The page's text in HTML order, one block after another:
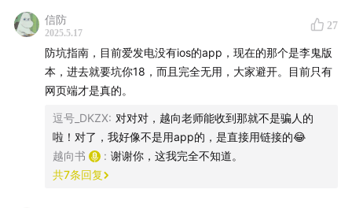
大，只怕播出以后江湖上传出个“历史播客圈第一定律”：
李二李A是一人，越向越向有两只。
警告：在“车马费”案里，我在节目中说了两句脏话，一句
是引用。另一句是我自己不由自主地带出来的，因为我那
位记者师傅当年曾经千百次地这样说，包括用在我身上。
它已经不仅仅是一句脏话，而是我的那段记忆中不可抹去
的一部分。
信防
2025.5.17
27
防坑指南，目前爱发电没有ios的app，现在的那个是李鬼版
本，进去就要坑你18，而且完全无用，大家避开。目前只有
网页端才是真的。
逗号_DKZX: 对对对，越向老师能收到那就不是骗人的
啦！对了，我好像不是用app的，是直接用链接的😂
越向书
: 谢谢你，这我完全不知道。
共7条回复